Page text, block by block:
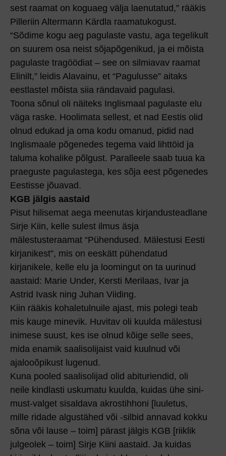
sest raamat on koguaeg välja laenutatud,” rääkis
Pilleriin Altermann Kärdla raamatukogust.
“Sõdime kogu aeg pagulaste vastu, aga tegelikult
on suurem osa neist sõja­põgenikud, ja ei mõista
pagulaste tragöödiat – see on silmi­avav raamat
Elinilt,” leidis Alavainu, et “Pagulusse” aitaks
eestlastel mõista siia rändavaid pagulasi.
Toona sõnul oli näiteks Inglis­maal pagulaste elu
väga raske. Hoolimata sellest, et nad Eestis olid
olnud edukad ja oma kodu omanud, pidid nad
Inglismaale põgenedes tegema vaid lihttöid ja
taluma kohalike põlgust. Paralleele saab tuua ka
praeguste pagulastega, kes sõja eest põgenedes
Eestisse jõuavad.
KGB jälgis aastaid
Pisut hilisemat aega meenutas kirjandusteadlane
Sirje Kiin, kelle sulest ilmus äsja
mälestusteraamat “Pühendused. Mälestusi Eesti
kirjanikest”, mis on eeskätt pühendatud
kirjanikele, kelle elu ja loomingut on ta uurinud
aastaid: Marie Under, Kersti Merilaas, Ivar ja
Astrid Ivask ning Juhan Viiding.
Kiin rääkis kohaletulnuile ajast, mis polegi teab
mis kauge minevik. Huvitav oli kuulda mälestusi
inimese suust, kes ise olnud kõige selle sees,
mida enamik saalisolijaist vaid kuulnud või
ajalooõpikust lugenud.
Kuna pooled saalisolijad olid abituriendid, oli
neile kindlasti uskumatu kuulda, kuidas ühe sini-
must-valget sisaldava akrostihhoni [luuletus,
mille ridade algustähed või -silbid annavad kokku
sõna või lause – toim] pärast jälgis KGB [riiklik
julgeolek – toim] Sirje Kiini aastaid. Ja kuidas